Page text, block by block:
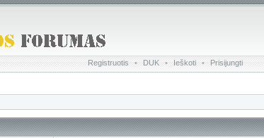
Registruotis • DUK • Ieškoti • Prisijungti